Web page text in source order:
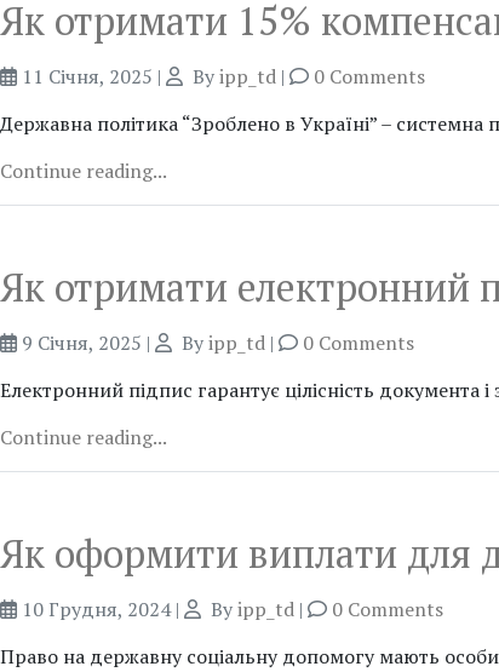
Як отримати 15%
11 Січня, 2025 | Byipp_td |
0 Comments
Державна політика “Зроблено в Україні” – системна
Continue reading...
Як отримати електронний
9 Січня, 2025 | Byipp_td |
0 Comments
Електронний підпис гарантує цілісність документа
Continue reading...
Як оформити виплати для
10 Грудня, 2024| Byipp_td |
0 Comments
Право на державну соціальну допомогу мають особи